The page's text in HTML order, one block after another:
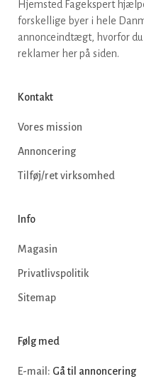
Hjemsted Fagekspert
forskellige byer i hele
annonceindtægt, hvorfor
reklamer her på siden.
Kontakt
Vores mission
Annoncering
Tilføj/ret virksomhed
Info
Magasin
Privatlivspolitik
Sitemap
Følg med
E-mail: Gå til annoncering